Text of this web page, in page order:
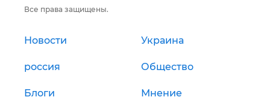
Все права защищены.
Новости Украина
россия Общество
Блоги Мнение